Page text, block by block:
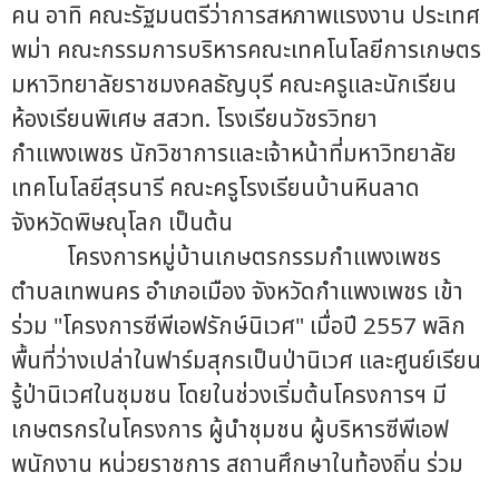
คน อาทิ คณะรัฐมนตรีว่าการสหภาพแรงงาน ประเทศ
พม่า คณะกรรมการบริหารคณะเทคโนโลยีการเกษตร
มหาวิทยาลัยราชมงคลธัญบุรี คณะครูและนักเรียน
ห้องเรียนพิเศษ สสวท. โรงเรียนวัชรวิทยา
กำแพงเพชร นักวิชาการและเจ้าหน้าที่มหาวิทยาลัย
เทคโนโลยีสุรนารี คณะครูโรงเรียนบ้านหินลาด
จังหวัดพิษณุโลก เป็นต้น
โครงการหมู่บ้านเกษตรกรรมกำแพงเพชร
ตำบลเทพนคร อำเภอเมือง จังหวัดกำแพงเพชร เข้า
ร่วม "โครงการซีพีเอฟรักษ์นิเวศ" เมื่อปี 2557 พลิก
พื้นที่ว่างเปล่าในฟาร์มสุกรเป็นป่านิเวศ และศูนย์เรียน
รู้ป่านิเวศในชุมชน โดยในช่วงเริ่มต้นโครงการฯ มี
เกษตรกรในโครงการ ผู้นำชุมชน ผู้บริหารซีพีเอฟ
พนักงาน หน่วยราชการ สถานศึกษาในท้องถิ่น ร่วม